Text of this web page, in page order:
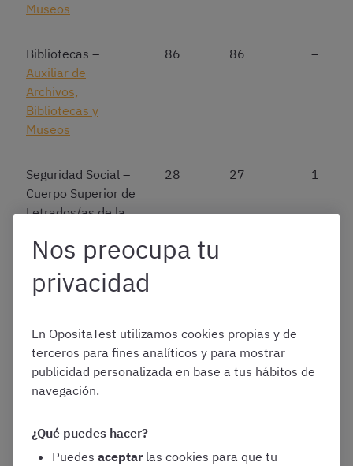
Museos
Bibliotecas –
Auxiliar de
Archivos,
Bibliotecas y
Museos
86 86 –
Seguridad Social –
Cuerpo Superior de
Letrados/as de la
(A1)
28 27 1
Seguridad Social –
Interventores/as y
Auditores/as de la
Seguridad Social
(A1)
Seguridad Social –
Cuerpo Superior de
Nos preocupa tu
privacidad
En OpositaTest utilizamos cookies propias y de
terceros para fines analíticos y para mostrar
publicidad personalizada en base a tus hábitos de
navegación.
¿Qué puedes hacer?
Puedes aceptar las cookies para que tu